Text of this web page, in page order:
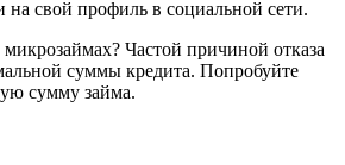
на свой профиль в социальной сети.
Частой причиной отказа
суммы кредита. Попробуйте
сумму займа.